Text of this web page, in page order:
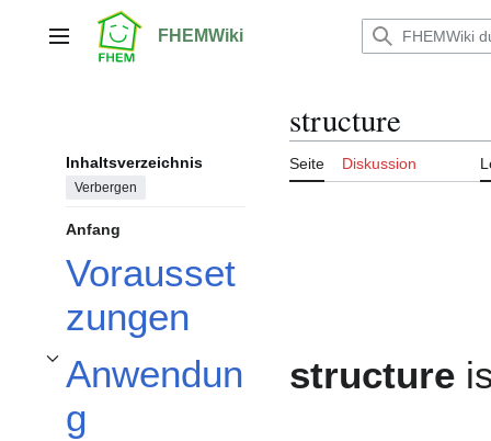
springenHauptmenü FHEMWiki
Inhaltsverzeichnis
Verbergen
Anfang
Vorausset
zungen
Anwendun
g
Unterabschnitt Anwendung umschalten
structure
Seite Diskussion
structure